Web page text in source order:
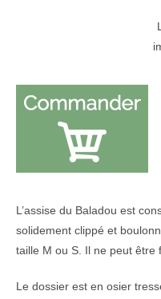
L’assise du Baladou est
solidement clippé et
taille M ou S. Il ne peut être
Le dossier est en osier